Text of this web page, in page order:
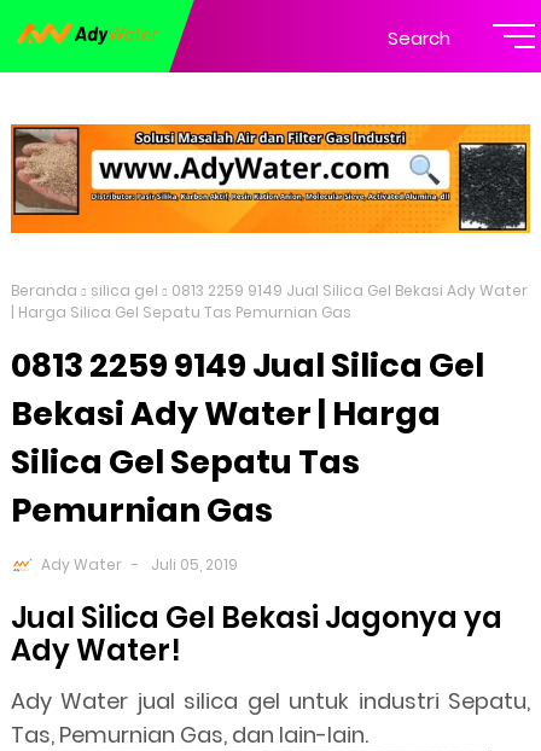
Search
Beranda silica gel
0813 2259 9149 Jual Silica Gel Bekasi Ady Water
| Harga Silica Gel Sepatu Tas Pemurnian Gas
0813 2259 9149 Jual Silica Gel
Bekasi Ady Water | Harga
Silica Gel Sepatu Tas
Pemurnian Gas
Ady Water Juli 05, 2019
Jual Silica Gel Bekasi Jagonya ya
Ady Water!
Ady Water jual silica gel untuk industri Sepatu,
Tas, Pemurnian Gas, dan lain-lain.